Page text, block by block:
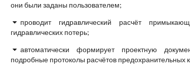
они были заданы пользователем;
проводит гидравлический расчёт
гидравлических потерь;
автоматически формирует проектную
подробные протоколы расчётов предохранительных